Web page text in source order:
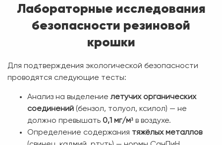
Лабораторные исследования
безопасности резиновой
крошки
Для подтверждения экологической безопасности
проводятся следующие тесты:
Анализ на выделение летучих органических
соединений (бензол, толуол, ксилол) — не
должно превышать 0,1 мг/м³ в воздухе.
Определение содержания тяжёлых металлов